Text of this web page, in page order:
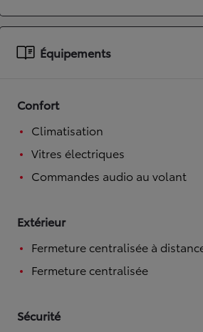
Nouvelle Yaris Cross
Disponible prochainement
Équipements
Confort
Climatisation
Vitres électriques
Commandes audio au volant
Extérieur
Fermeture centralisée à
Fermeture centralisée
Sécurité